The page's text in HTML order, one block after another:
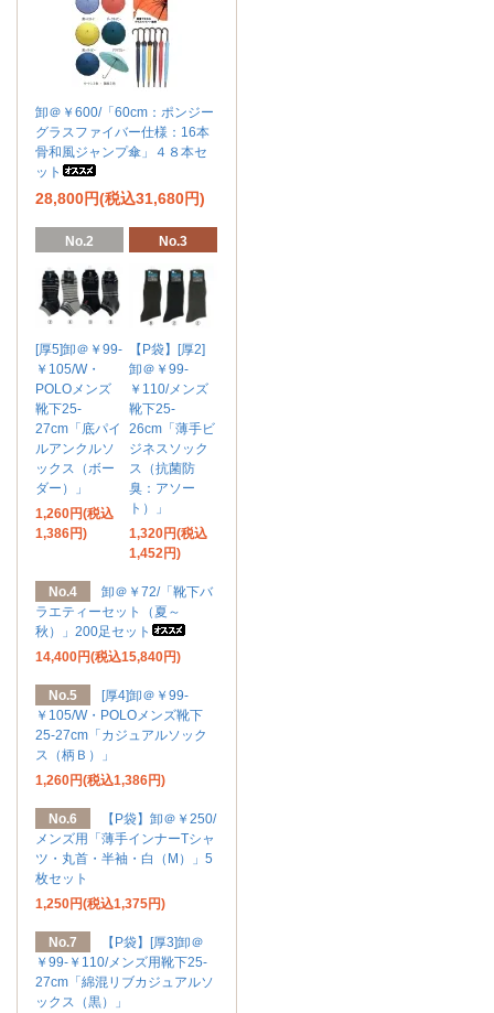
卸＠￥600/「60cm：ポンジー
グラスファイバー仕様：16本
骨和風ジャンプ傘」４８本セ
ット
28,800円(税込31,680円)
No.2
[厚5]卸＠￥99-
￥105/W・
POLOメンズ
靴下25-
27cm「底パイ
ルアンクルソ
ックス（ボー
ダー）」
1,260円(税込
1,386円)
No.3
【P袋】[厚2]
卸＠￥99-
￥110/メンズ
靴下25-
26cm「薄手ビ
ジネスソック
ス（抗菌防
臭：アソー
ト）」
1,320円(税込
1,452円)
No.4
卸＠￥72/「靴下バ
ラエティーセット（夏～
秋）」200足セット
14,400円(税込15,840円)
No.5
[厚4]卸＠￥99-
￥105/W・POLOメンズ靴下
25-27cm「カジュアルソック
ス（柄Ｂ）」
1,260円(税込1,386円)
No.6
【P袋】卸＠￥250/
メンズ用「薄手インナーTシャ
ツ・丸首・半袖・白（M）」5
枚セット
1,250円(税込1,375円)
No.7
【P袋】[厚3]卸＠
￥99-￥110/メンズ用靴下25-
27cm「綿混リブカジュアルソ
ックス（黒）」